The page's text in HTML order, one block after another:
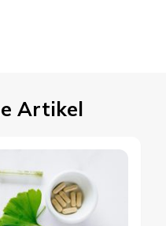
Artikel